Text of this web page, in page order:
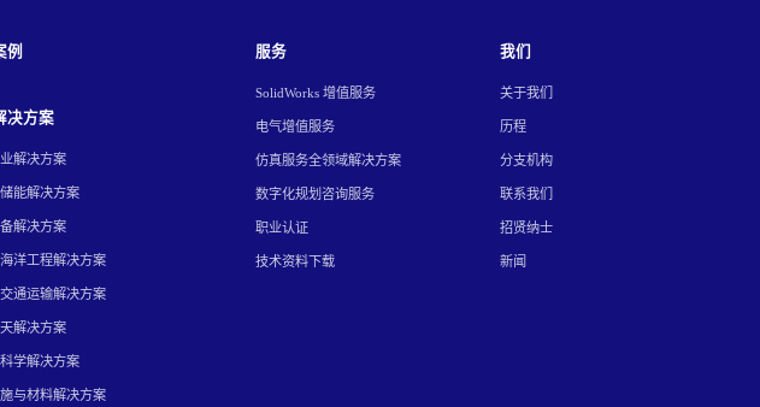
例
决方案
解决方案
能解决方案
解决方案
洋工程解决方案
通运输解决方案
解决方案
学解决方案
与材料解决方案
服务
SolidWorks 增值服务
电气增值服务
仿真服务全领域解决方案
数字化规划咨询服务
职业认证
技术资料下载
我们
关于我们
历程
分支机构
联系我们
招贤纳士
新闻